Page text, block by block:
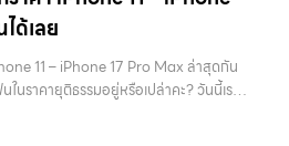
า, บางพลี, เกษตรนวมินทร์, เสนานิคม,
ทรศัพท์, รับซื้อแมคบุค, รับซื้อโน๊ตบุ๊ค, รับ
กับสินค้าไอที กรุงเทพฯ – เราพร้อมให้
ราให้บริการแบบครบวงจรสำหรับลูกค้าที่
ากขายเร็ว แต่สุดท้ายต้องกลับมาเสีย
ารถสำรองข้อมูลได้ผ่าน iCloud หรือผ่าน
ามสะดวก iCloud จะเป็นตัวเลือกที่ง่าย
ด้เลย
11 – iPhone 17 Pro Max ล่าสุดกัน
นราคายุติธรรมอยู่หรือเปล่าคะ? วันนี้เรา